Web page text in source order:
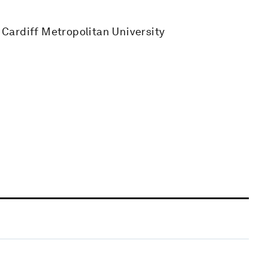
Metropolitan University